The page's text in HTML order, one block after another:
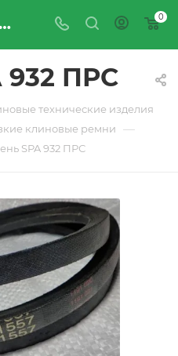
с доставкой по Москве и России | ПРОМРЕСУРССЕРВИС 0
932 ПРС
технические изделия
клиновые ремни —
SPA 932 ПРС